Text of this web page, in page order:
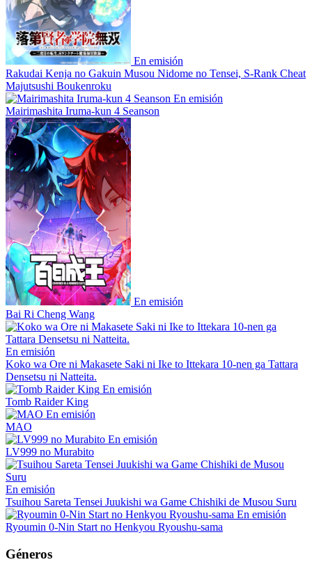
En emisión
Rakudai Kenja no Gakuin Musou Nidome no Tensei, S-Rank Cheat
Majutsushi Boukenroku
En emisión
Mairimashita Iruma-kun 4 Seanson
En emisión
Bai Ri Cheng Wang
En emisión
Koko wa Ore ni Makasete Saki ni Ike to Ittekara 10-nen ga Tattara
Densetsu ni Natteita.
En emisión
Tomb Raider King
En emisión
MAO
En emisión
LV999 no Murabito
En emisión
Tsuihou Sareta Tensei Juukishi wa Game Chishiki de Musou Suru
En emisión
Ryoumin 0-Nin Start no Henkyou Ryoushu-sama
Géneros